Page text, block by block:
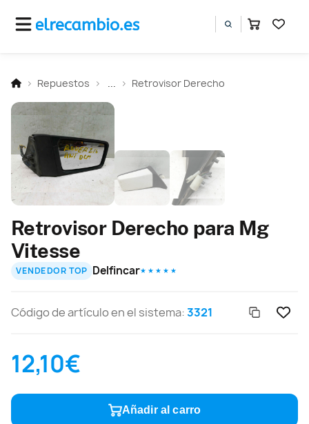
Repuestos Retrovisor Derecho
Retrovisor Derecho para Mg
Vitesse
VENDEDOR TOP Delfincar★ ★ ★ ★ ★
Código de artículo en el sistema:3321
12,10€
Añadir al carro